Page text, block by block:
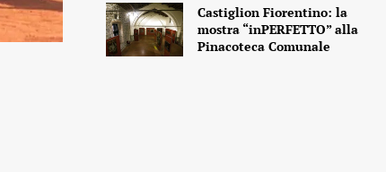
Castiglion Fiorentino: la
mostra “inPERFETTO” alla
Pinacoteca Comunale